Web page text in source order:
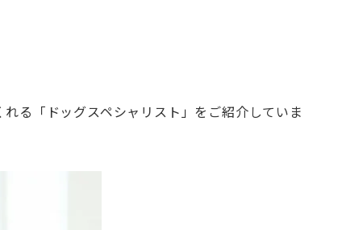
る「ドッグスペシャリスト」をご紹介していま